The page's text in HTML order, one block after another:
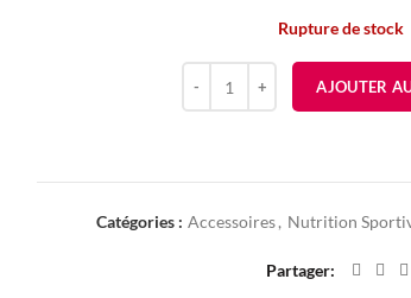
Rupture de stock
quantité de SHAKER
AJOUTER
Catégories : Accessoires, Nutrition
Partager